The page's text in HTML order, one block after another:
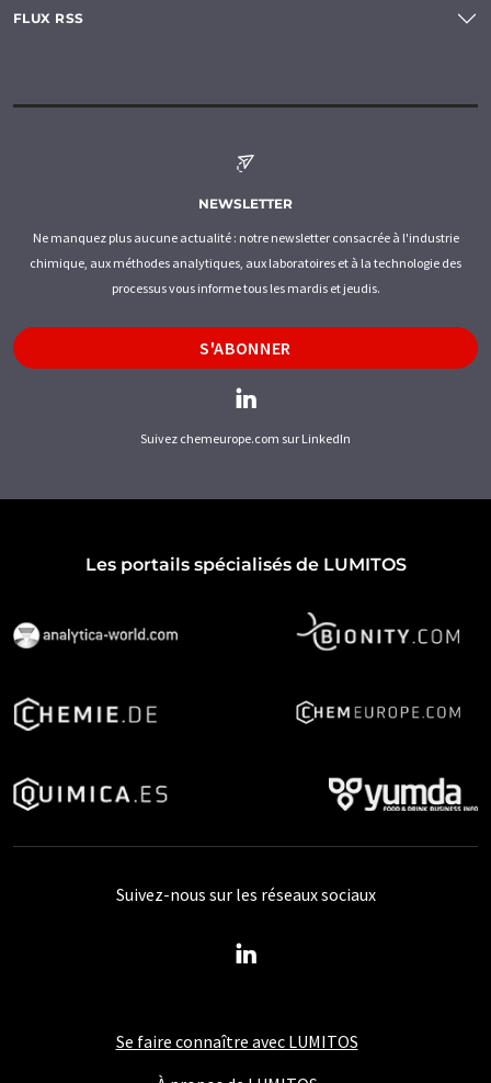
FLUX RSS
NEWSLETTER
Ne manquez plus aucune actualité : notre newsletter consacrée à l'industrie
chimique, aux méthodes analytiques, aux laboratoires et à la technologie des
processus vous informe tous les mardis et jeudis.
S'ABONNER
Suivez chemeurope.com sur LinkedIn
Les portails spécialisés de LUMITOS
Se faire connaître avec LUMITOS
Suivez-nous sur les réseaux sociaux